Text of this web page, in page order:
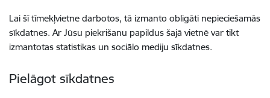
Lai šī tīmekļvietne darbotos, tā izmanto obligāti nepieciešamās
sīkdatnes. Ar Jūsu piekrišanu papildus šajā vietnē var tikt
izmantotas statistikas un sociālo mediju sīkdatnes.
Pielāgot sīkdatnes